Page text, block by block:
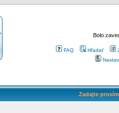
Bolo
FAQ Hľadať
Zadajte